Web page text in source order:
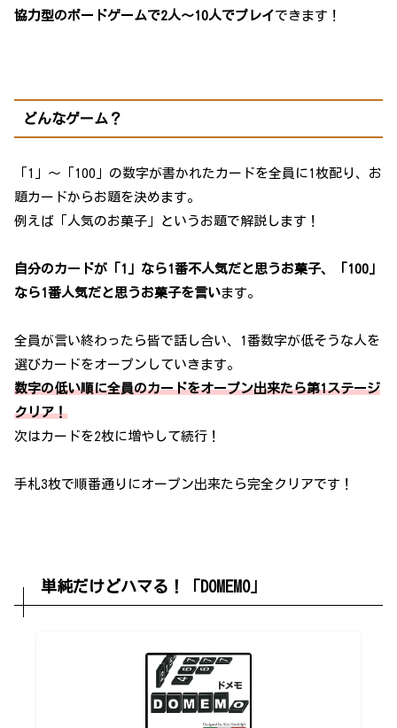
協力型のボードゲームで2人～10人でプレイ できます！
どんなゲーム？
「1」～「100」の数字が書かれたカードを全員に1枚配り、お
題カードからお題を決めます。
例えば「人気のお菓子」というお題で解説します！
自分のカードが「1」なら1番不人気だと思うお菓子、「100」
なら1番人気だと思うお菓子を言います。
全員が言い終わったら皆で話し合い、1番数字が低そうな人を
選びカードをオープンしていきます。
数字の低い順に全員のカードをオープン出来たら第1ステージ
クリア！
次はカードを2枚に増やして続行！
手札3枚で順番通りにオープン出来たら完全クリアです！
単純だけどハマる！「DOMEMO」